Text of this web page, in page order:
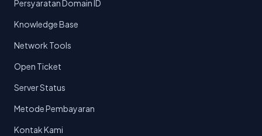
Persyaratan Domain ID
Knowledge Base
Network Tools
Open Ticket
Server Status
Metode Pembayaran
Kontak Kami